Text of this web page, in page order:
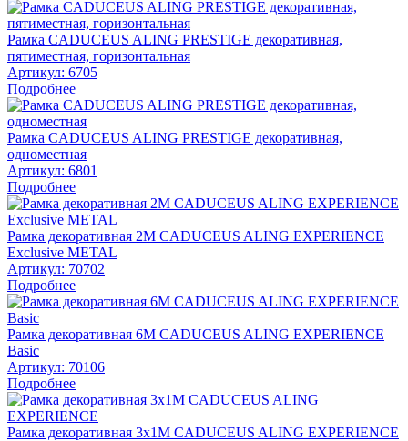
Рамка CADUCEUS ALING PRESTIGE декоративная,
пятиместная, горизонтальная
Артикул: 6705
Подробнее
Рамка CADUCEUS ALING PRESTIGE декоративная,
одноместная
Артикул: 6801
Подробнее
Рамка декоративная 2М CADUCEUS ALING EXPERIENCE
Exclusive METAL
Артикул: 70702
Подробнее
Рамка декоративная 6М CADUCEUS ALING EXPERIENCE
Basic
Артикул: 70106
Подробнее
Рамка декоративная 3х1М CADUCEUS ALING EXPERIENCE